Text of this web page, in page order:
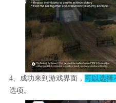
4、成功来到游戏界面， 可以选择
选项。